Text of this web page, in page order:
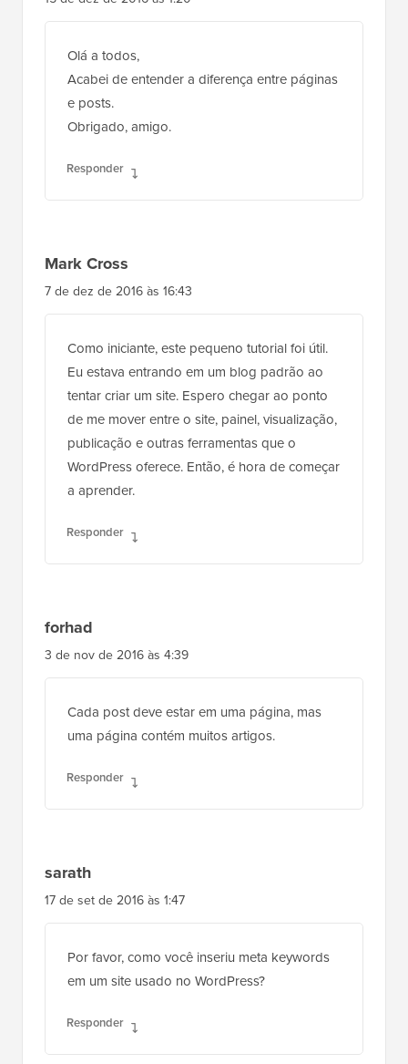
Olá a todos,
Acabei de entender a diferença entre páginas
e posts.
Obrigado, amigo.
Responder
Mark Cross
7 de dez de 2016 às 16:43
Como iniciante, este pequeno tutorial foi útil.
Eu estava entrando em um blog padrão ao
tentar criar um site. Espero chegar ao ponto
de me mover entre o site, painel, visualização,
publicação e outras ferramentas que o
WordPress oferece. Então, é hora de começar
a aprender.
Responder
forhad
3 de nov de 2016 às 4:39
Cada post deve estar em uma página, mas
uma página contém muitos artigos.
Responder
sarath
17 de set de 2016 às 1:47
Por favor, como você inseriu meta keywords
em um site usado no WordPress?
Responder